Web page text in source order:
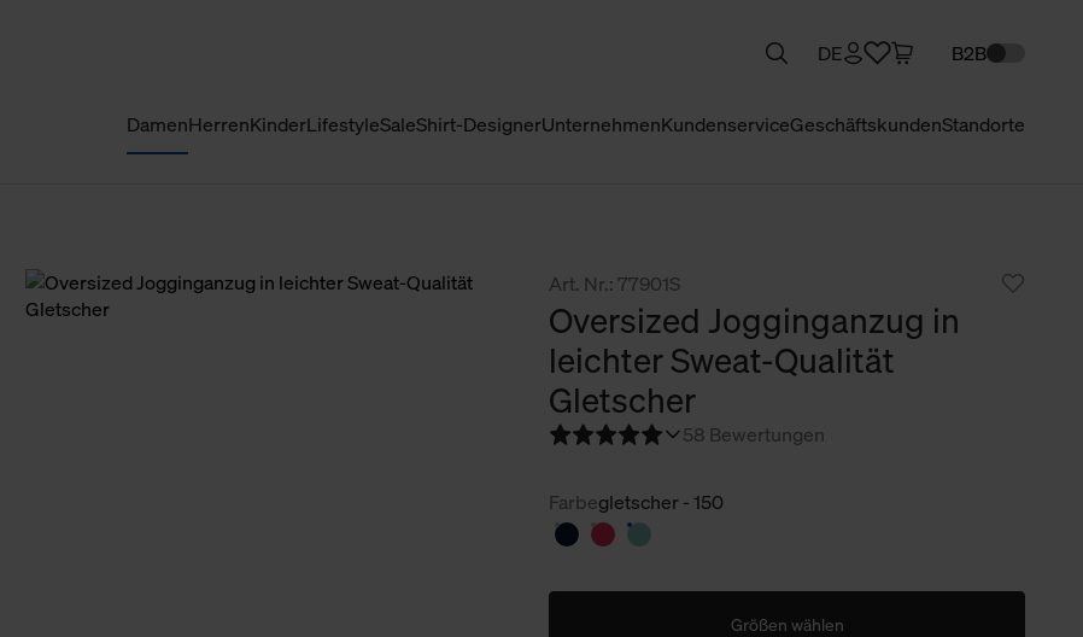
DamenHerrenKinderLifestyleSaleShirt-DesignerUnternehmenKundenserviceGeschäftskundenStandorte
DE B2B
Art. Nr.: 77901S
Oversized Jogginganzug in
leichter Sweat-Qualität
Gletscher
58 Bewertungen
Farbegletscher - 150
Größen wählen